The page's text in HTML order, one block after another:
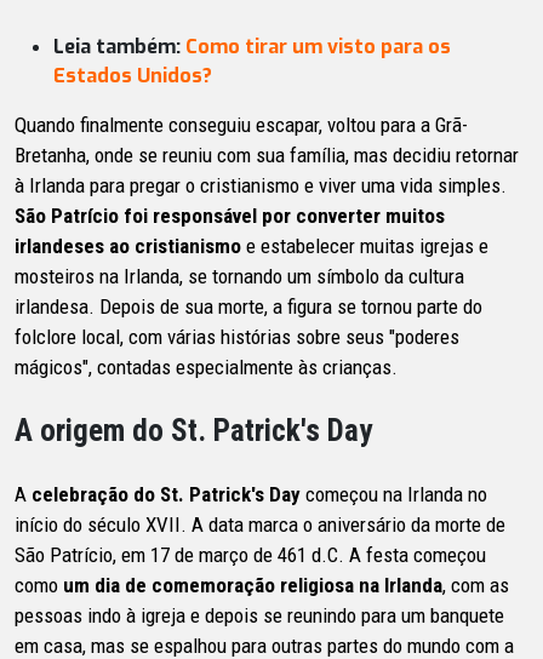
Leia também: Como tirar um visto para os
Estados Unidos?
Quando finalmente conseguiu escapar, voltou para a Grã-
Bretanha, onde se reuniu com sua família, mas decidiu retornar
à Irlanda para pregar o cristianismo e viver uma vida simples.
São Patrício foi responsável por converter muitos
irlandeses ao cristianismo e estabelecer muitas igrejas e
mosteiros na Irlanda, se tornando um símbolo da cultura
irlandesa. Depois de sua morte, a figura se tornou parte do
folclore local, com várias histórias sobre seus "poderes
mágicos", contadas especialmente às crianças.
A origem do St. Patrick's Day
A celebração do St. Patrick's Day começou na Irlanda no
início do século XVII. A data marca o aniversário da morte de
São Patrício, em 17 de março de 461 d.C. A festa começou
como um dia de comemoração religiosa na Irlanda, com as
pessoas indo à igreja e depois se reunindo para um banquete
em casa, mas se espalhou para outras partes do mundo com a